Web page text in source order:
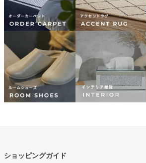
ショッピングガイド